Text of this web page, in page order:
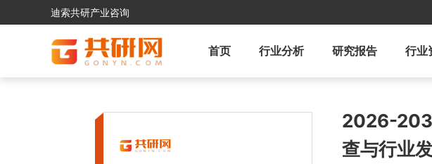
迪索共研产业咨询
首页 行业分析 研究报告 行业
2026-
查与行业